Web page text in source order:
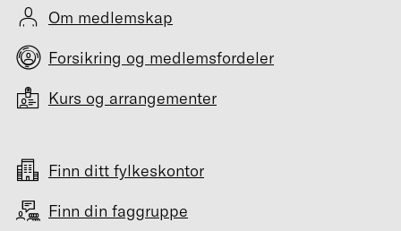
Om medlemskap
Forsikring og medlemsfordeler
Kurs og arrangementer
Finn ditt fylkeskontor
Finn din faggruppe